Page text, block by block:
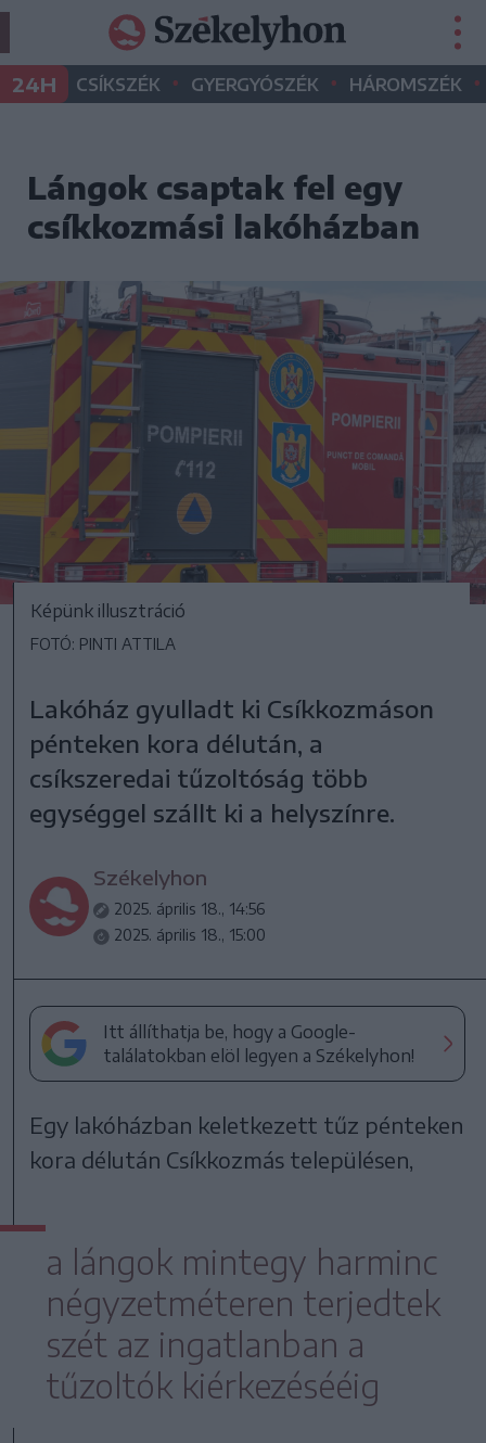
24H CSÍKSZÉK • GYERGYÓSZÉK • HÁROMSZÉK •
Lángok csaptak fel egy
csíkkozmási lakóházban
Képünk illusztráció
FOTÓ: PINTI ATTILA
Lakóház gyulladt ki Csíkkozmáson
pénteken kora délután, a
csíkszeredai tűzoltóság több
egységgel szállt ki a helyszínre.
Székelyhon
2025. április 18., 14:56
2025. április 18., 15:00
Itt állíthatja be, hogy a Google-
találatokban elöl legyen a Székelyhon!
Egy lakóházban keletkezett tűz pénteken
kora délután Csíkkozmás településen,
a lángok mintegy harminc
négyzetméteren terjedtek
szét az ingatlanban a
tűzoltók kiérkezésééig